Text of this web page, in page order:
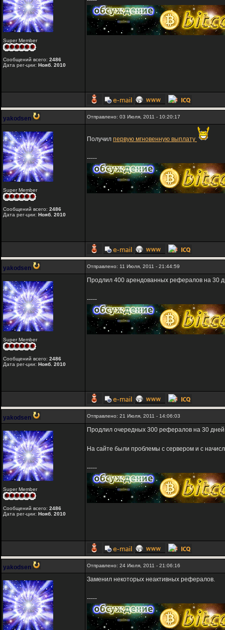
Super Member
Сообщений всего: 2486
Дата рег-ции: Нояб. 2010
yakodsen Отправлено: 03 Июля, 2011 - 10:20:17
Super Member
Сообщений всего: 2486
Дата рег-ции: Нояб. 2010
Получил первую мгновенную выплату
-----
yakodsen Отправлено: 11 Июля, 2011 - 21:44:59
Super Member
Сообщений всего: 2486
Дата рег-ции: Нояб. 2010
Продлил 400 арендованных рефералов на 30
-----
yakodsen Отправлено: 21 Июля, 2011 - 14:06:03
Super Member
Сообщений всего: 2486
Дата рег-ции: Нояб. 2010
Продлил очередных 300 рефералов на 30
На сайте были проблемы с сервером и с
-----
yakodsen Отправлено: 24 Июля, 2011 - 21:06:16
Заменил некоторых неактивных рефералов.
-----